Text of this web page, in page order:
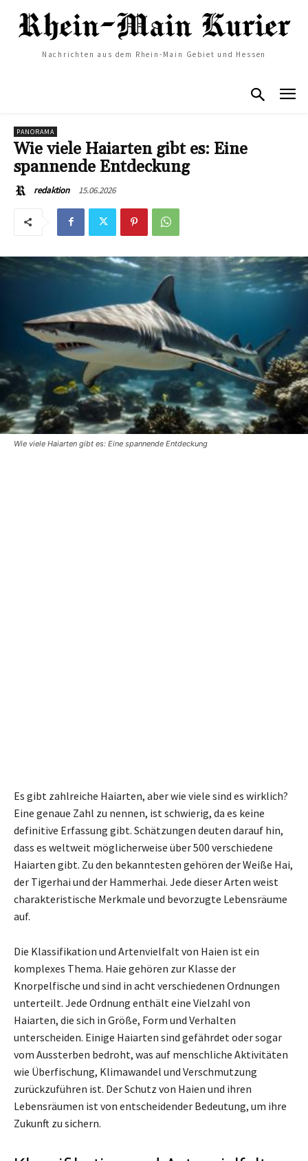
Nachrichten aus dem Rhein-Main Gebiet und Hessen
PANORAMA
Wie viele Haiarten gibt es: Eine
spannende Entdeckung
redaktion 15.06.2026
Wie viele Haiarten gibt es: Eine spannende Entdeckung
Es gibt zahlreiche Haiarten, aber wie viele sind es wirklich?
Eine genaue Zahl zu nennen, ist schwierig, da es keine
definitive Erfassung gibt. Schätzungen deuten darauf hin,
dass es weltweit möglicherweise über 500 verschiedene
Haiarten gibt. Zu den bekanntesten gehören der Weiße Hai,
der Tigerhai und der Hammerhai. Jede dieser Arten weist
charakteristische Merkmale und bevorzugte Lebensräume
auf.
Die Klassifikation und Artenvielfalt von Haien ist ein
komplexes Thema. Haie gehören zur Klasse der
Knorpelfische und sind in acht verschiedenen Ordnungen
unterteilt. Jede Ordnung enthält eine Vielzahl von
Haiarten, die sich in Größe, Form und Verhalten
unterscheiden. Einige Haiarten sind gefährdet oder sogar
vom Aussterben bedroht, was auf menschliche Aktivitäten
wie Überfischung, Klimawandel und Verschmutzung
zurückzuführen ist. Der Schutz von Haien und ihren
Lebensräumen ist von entscheidender Bedeutung, um ihre
Zukunft zu sichern.